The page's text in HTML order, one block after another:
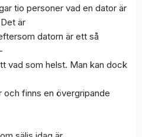
tio personer vad en dator är
är
datorn är ett så
vad som helst. Man kan dock
och finns en övergripande